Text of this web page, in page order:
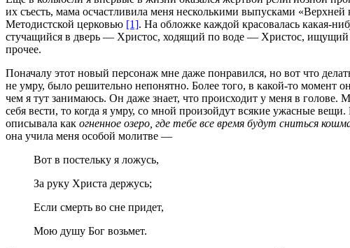
их съесть, мама осчастливила меня несколькими выпусками
Методистской церковью [1]. На обложке каждой красовалась какая-
стучащийся в дверь — Христос, ходящий по воде — Христос,
прочее.
Поначалу этот новый персонаж мне даже понравился, но вот что
не умру, было решительно непонятно. Более того, в какой-то момент
чем я тут занимаюсь. Он даже знает, что происходит у меня в голове.
себя вести, то когда я умру, со мной произойдут всякие ужасные
описывала как огненное озеро, где тебе все время будут сниться
она учила меня особой молитве —
Вот в постельку я ложусь,
За руку Христа держусь;
Если смерть во сне придет,
Мою душу Бог возьмет.